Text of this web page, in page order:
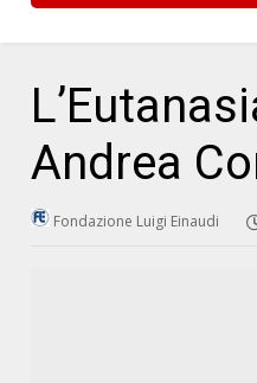
Andrea
Fondazione Luigi Einaudi